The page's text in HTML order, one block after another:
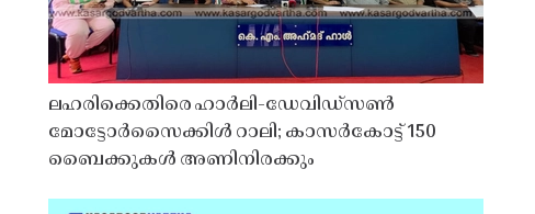
ലഹരിക്കെതിരെ ഹാർലി-ഡേവിഡ്‌സൺ
മോട്ടോർസൈക്കിൾ റാലി; കാസർകോട്ട് 150
ബൈക്കുകൾ അണിനിരക്കും